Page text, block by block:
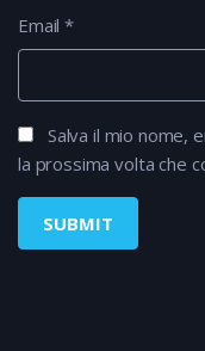
Email*
Salva il mio nome,
la prossima volta che